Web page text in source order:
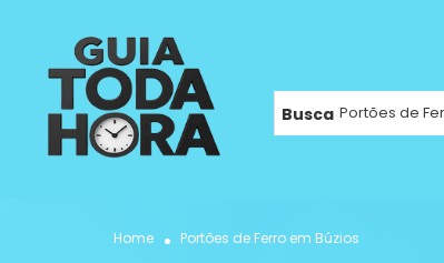
Busca
Home Portões de Ferro em Búzios